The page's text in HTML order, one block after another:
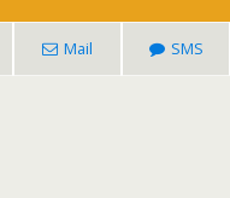
Mail SMS